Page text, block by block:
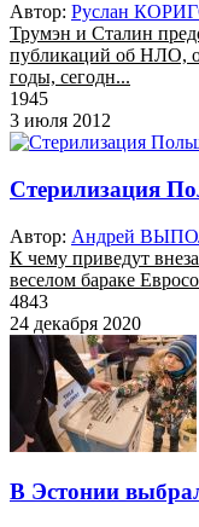
Автор: Руслан
Трумэн и Сталин
публикаций об НЛО,
годы, сегодн...
1945
3 июля 2012
Стерилизация
Автор: Андрей
К чему приведут
веселом бараке
4843
24 декабря 2020
В Эстонии